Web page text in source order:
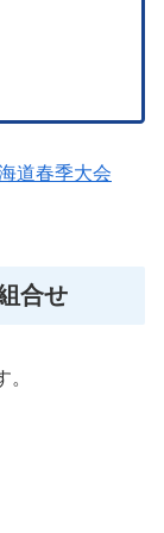
道春季大会
合せ